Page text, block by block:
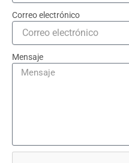
Correo electrónico
Mensaje